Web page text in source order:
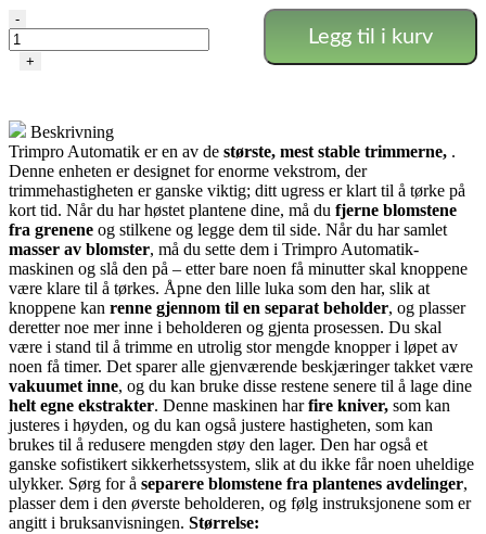
Trimpro
Automatik
antall
-
+
Legg til i kurv
Beskrivning
Trimpro Automatik er en av de største, mest stable trimmerne, .
Denne enheten er designet for enorme vekstrom, der
trimmehastigheten er ganske viktig; ditt ugress er klart til å tørke på
kort tid. Når du har høstet plantene dine, må du fjerne blomstene
fra grenene og stilkene og legge dem til side. Når du har samlet
masser av blomster, må du sette dem i Trimpro Automatik-
maskinen og slå den på – etter bare noen få minutter skal knoppene
være klare til å tørkes. Åpne den lille luka som den har, slik at
knoppene kan renne gjennom til en separat beholder, og plasser
deretter noe mer inne i beholderen og gjenta prosessen. Du skal
være i stand til å trimme en utrolig stor mengde knopper i løpet av
noen få timer. Det sparer alle gjenværende beskjæringer takket være
vakuumet inne, og du kan bruke disse restene senere til å lage dine
helt egne ekstrakter. Denne maskinen harfire kniver, som kan
justeres i høyden, og du kan også justere hastigheten, som kan
brukes til å redusere mengden støy den lager. Den har også et
ganske sofistikert sikkerhetssystem, slik at du ikke får noen uheldige
ulykker. Sørg for å separere blomstene fra plantenes avdelinger,
plasser dem i den øverste beholderen, og følg instruksjonene som er
angitt i bruksanvisningen. Størrelse: